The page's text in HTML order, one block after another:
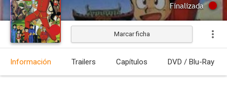
Finalizada
Marcar ficha
Información Trailers Capítulos DVD / Blu-Ray